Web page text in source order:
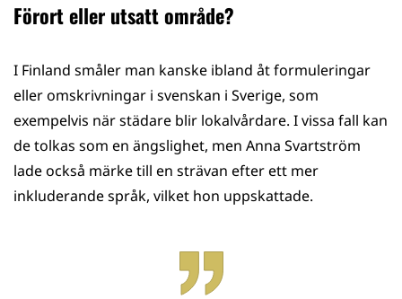
Förort eller utsatt område?
I Finland småler man kanske ibland åt formuleringar
eller omskrivningar i svenskan i Sverige, som
exempelvis när städare blir lokalvårdare. I vissa fall kan
de tolkas som en ängslighet, men Anna Svartström
lade också märke till en strävan efter ett mer
inkluderande språk, vilket hon uppskattade.